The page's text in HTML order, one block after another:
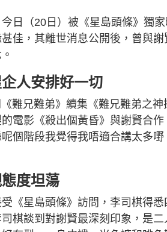
日（20日）被《星島頭條》獨
佳，其離世消息公開後，曾與
人安排好一切
難兄難弟》續集《難兄難弟之
電影《殺出個黃昏》與謝賢合
個階段我覺得我唔適合講太多
度坦蕩
《星島頭條》訪問，李司棋得
棋談到對謝賢最深刻印象，是